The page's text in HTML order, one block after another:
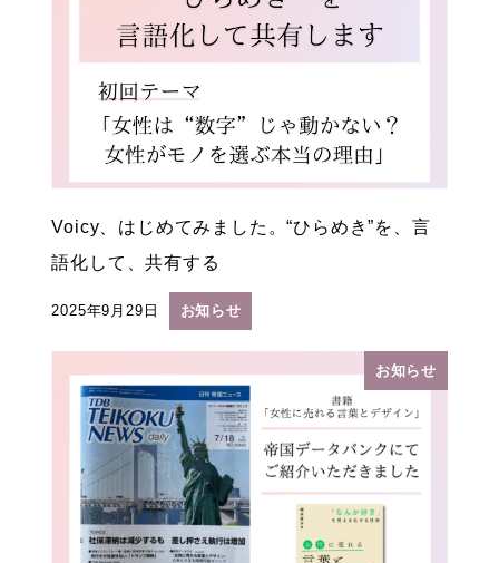
Voicy、はじめてみました。“ひらめき”を、言
語化して、共有する
投稿日
2025年9月29日 お知らせ
お知らせ